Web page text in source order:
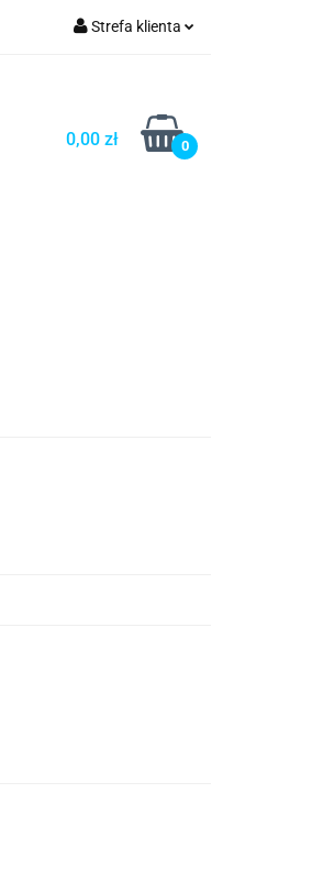
Strefa klienta
Zarejestruj się
Dodaj zgłoszenie
0,00 zł 0